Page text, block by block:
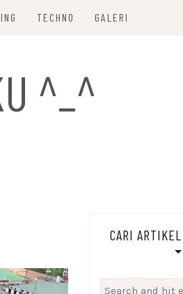
TECHNO GALERI
^_^
CARI
Search